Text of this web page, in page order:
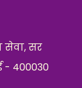
सेवा, सर
- 400030